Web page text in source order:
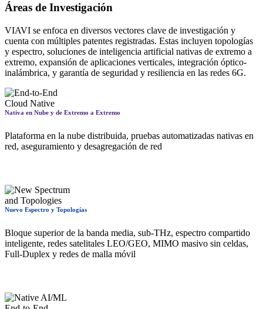
Áreas de Investigación
VIAVI se enfoca en diversos vectores clave de investigación y
cuenta con múltiples patentes registradas. Estas incluyen topologías
y espectro, soluciones de inteligencia artificial nativas de extremo a
extremo, expansión de aplicaciones verticales, integración óptico-
inalámbrica, y garantía de seguridad y resiliencia en las redes 6G.
Nativa en Nube y de Extremo a Extremo
Plataforma en la nube distribuida, pruebas automatizadas nativas en
red, aseguramiento y desagregación de red
Nuevo Espectro y Topologías
Bloque superior de la banda media, sub-THz, espectro compartido
inteligente, redes satelitales LEO/GEO, MIMO masivo sin celdas,
Full-Duplex y redes de malla móvil